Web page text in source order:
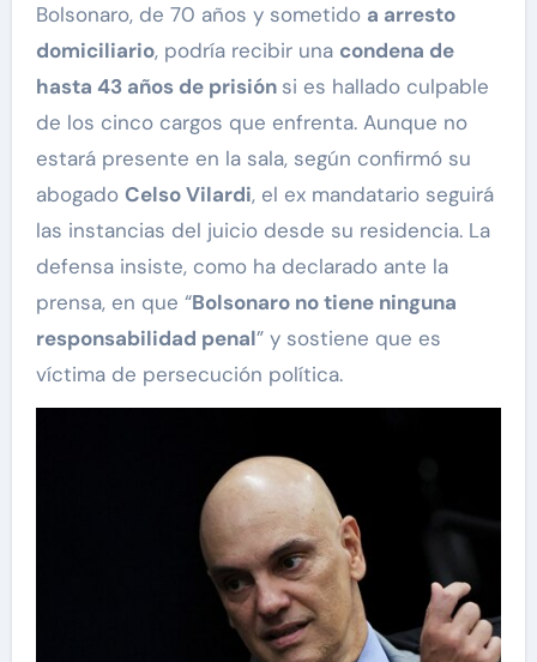
Bolsonaro, de 70 años y sometido a arresto
domiciliario, podría recibir una condena de
hasta 43 años de prisión si es hallado culpable
de los cinco cargos que enfrenta. Aunque no
estará presente en la sala, según confirmó su
abogado Celso Vilardi, el ex mandatario seguirá
las instancias del juicio desde su residencia. La
defensa insiste, como ha declarado ante la
prensa, en que “Bolsonaro no tiene ninguna
responsabilidad penal” y sostiene que es
víctima de persecución política.